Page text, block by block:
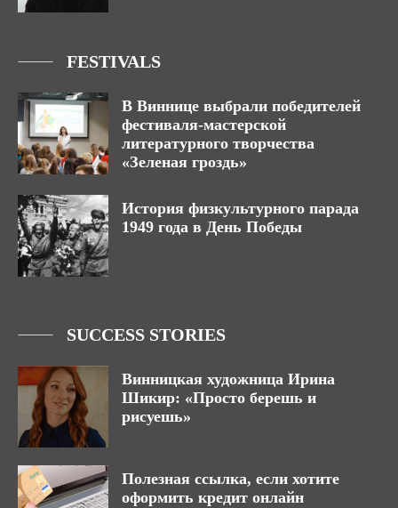
FESTIVALS
В Виннице выбрали победителей
фестиваля-мастерской
литературного творчества
«Зеленая гроздь»
История физкультурного парада
1949 года в День Победы
SUCCESS STORIES
Винницкая художница Ирина
Шикир: «Просто берешь и
рисуешь»
Полезная ссылка, если хотите
оформить кредит онлайн